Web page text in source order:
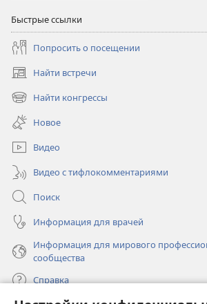
Быстрые ссылки
Попросить о посещении
Найти встречи
(открывается
в
новом
окне)
Найти конгрессы
(открывается
новом
окне)
Новое
Видео
Видео с тифлокомментариями
Поиск
Информация для врачей
Информация для мирового
сообщества
Справка